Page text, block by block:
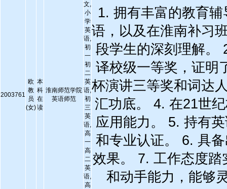
2003761
欧
教
员
(女)
本
科
在
读
淮南师范学院
英语师范
文,
小
学
英
语,
初
一
初
二
英
语,
初
三
英
语,
高
一
高
二
英
语,
高
1. 拥有丰富的教育
语，以及在淮南补习
段学生的深刻理解。
译校级一等奖，证明
杯演讲三等奖和词达
汇功底。 4. 在21世
应用能力。 5. 持有
和专业认证。 6. 具
效果。 7. 工作态度
和动手能力，能够